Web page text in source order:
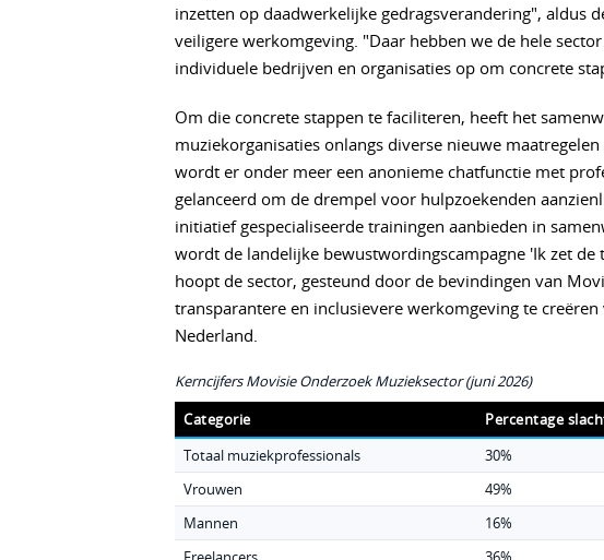
inzetten op daadwerkelijke gedragsverandering", aldus
veiligere werkomgeving. "Daar hebben we de hele
individuele bedrijven en organisaties op om concrete
Om die concrete stappen te faciliteren, heeft het
muziekorganisaties onlangs diverse nieuwe
wordt er onder meer een anonieme chatfunctie met
gelanceerd om de drempel voor hulpzoekenden
initiatief gespecialiseerde trainingen aanbieden in
wordt de landelijke bewustwordingscampagne 'Ik zet
hoopt de sector, gesteund door de bevindingen van
transparantere en inclusievere werkomgeving te
Nederland.
Kerncijfers Movisie Onderzoek Muzieksector (juni 2026)
Categorie
Percentage
Totaal muziekprofessionals
30%
Vrouwen
49%
Mannen
16%